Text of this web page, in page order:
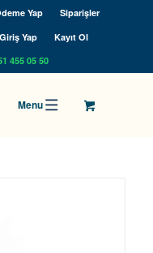
Yap
Siparişler
Giriş Yap
Kayıt Ol
455 05 50